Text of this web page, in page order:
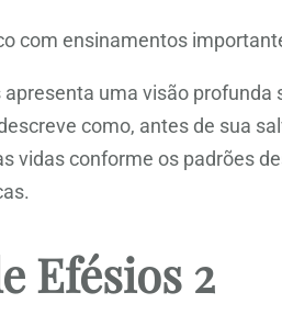
com ensinamentos
apresenta uma visão
como, antes de sua
vidas conforme os padrões
Efésios 2